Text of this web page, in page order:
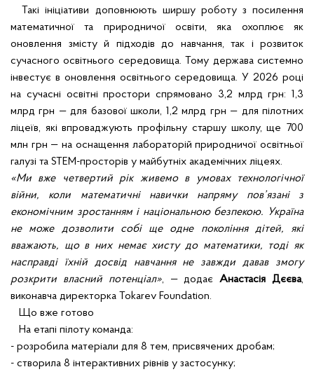
Такі ініціативи доповнюють ширшу роботу з посилення
математичної та природничої освіти, яка охоплює як
оновлення змісту й підходів до навчання, так і розвиток
сучасного освітнього середовища. Тому держава системно
інвестує в оновлення освітнього середовища. У 2026 році
на сучасні освітні простори спрямовано 3,2 млрд грн: 1,3
млрд грн — для базової школи, 1,2 млрд грн — для пілотних
ліцеїв, які впроваджують профільну старшу школу, ще 700
млн грн — на оснащення лабораторій природничої освітньої
галузі та STEM-просторів у майбутніх академічних ліцеях.
«Ми вже четвертий рік живемо в умовах технологічної
війни, коли математичні навички напряму пов’язані з
економічним зростанням і національною безпекою. Україна
не може дозволити собі ще одне покоління дітей, які
вважають, що в них немає хисту до математики, тоді як
насправді їхній досвід навчання не завжди давав змогу
розкрити власний потенціал», — додаєАнастасія Дєєва,
виконавча директорка Tokarev Foundation.
Що вже готово
На етапі пілоту команда:
- розробила матеріали для 8 тем, присвячених дробам;
- створила 8 інтерактивних рівнів у застосунку;